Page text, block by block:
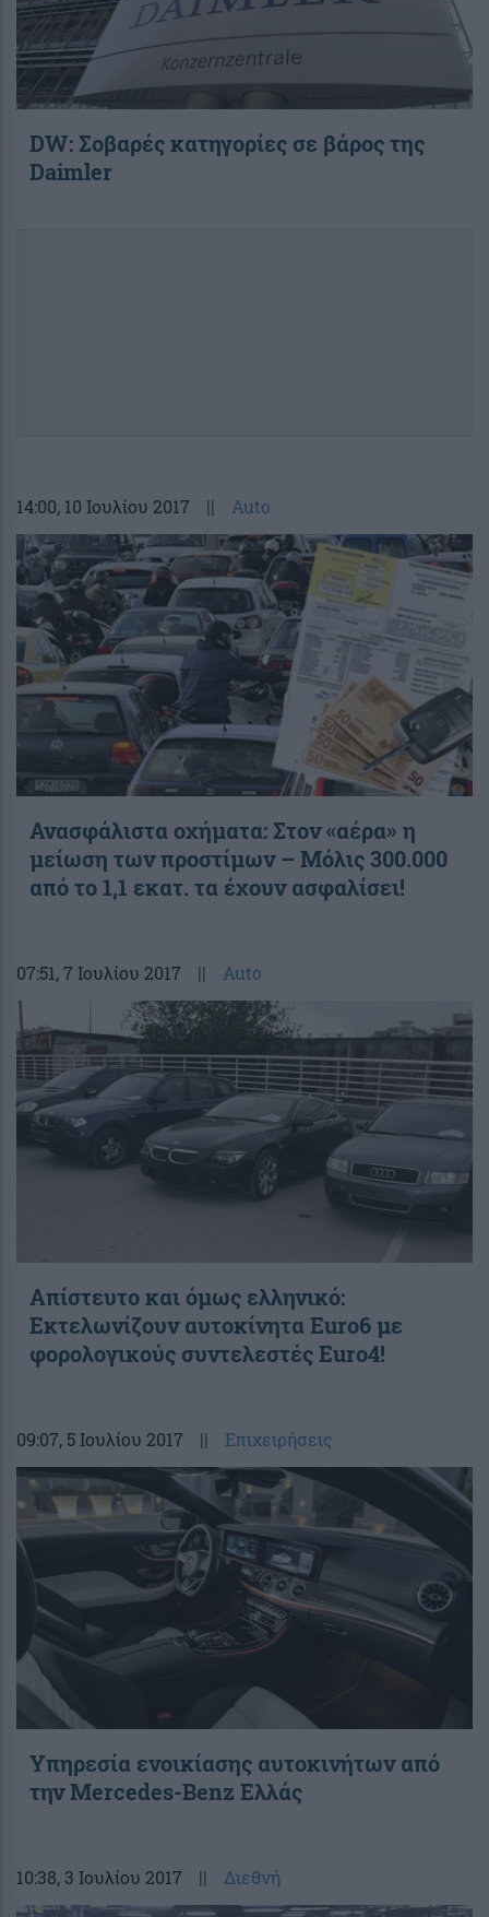
DW: Σοβαρές κατηγορίες σε βάρος της
Daimler
14:00, 10 Ιουλίου 2017 || Auto
Ανασφάλιστα οχήματα: Στον «αέρα» η
μείωση των προστίμων – Μόλις 300.000
από το 1,1 εκατ. τα έχουν ασφαλίσει!
07:51, 7 Ιουλίου 2017 || Auto
Απίστευτο και όμως ελληνικό:
Εκτελωνίζουν αυτοκίνητα Euro6 με
φορολογικούς συντελεστές Euro4!
09:07, 5 Ιουλίου 2017 || Επιχειρήσεις
Υπηρεσία ενοικίασης αυτοκινήτων από
την Mercedes-Benz Ελλάς
10:38, 3 Ιουλίου 2017 || Διεθνή